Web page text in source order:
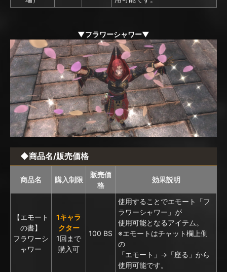
▼フラワーシャワー▼
◆商品名/販売価格
商品名 購入制限
販売価
格
効果説明
【エモート
の書】
フラワーシ
ャワー
1キャラ
クター
1回まで
購入可
100 BS
使用することでエモート「フ
ラワーシャワー」が
使用可能となるアイテム。
※エモートはチャット欄上側
の
「エモート」→「座る」から
使用可能です。